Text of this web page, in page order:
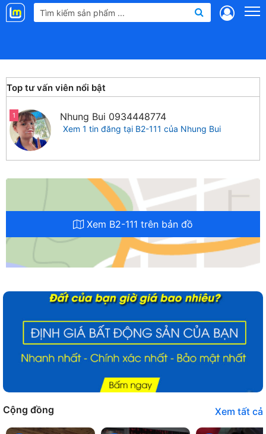
Landmap
Top tư vấn viên nổi bật
1 Nhung Bui 0934448774
Xem 1 tin đăng tại B2-111 của Nhung Bui
Xem B2-111 trên bản đồ
Cộng đồng Xem tất cả